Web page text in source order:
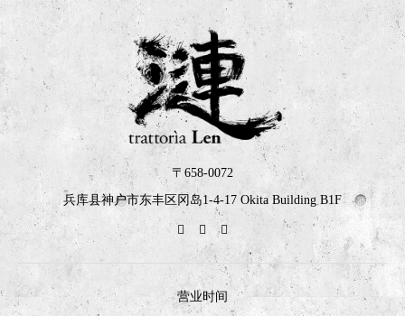
〒658-0072
兵库县神户市东丰区冈岛1-4-17 Okita Building B1F
营业时间